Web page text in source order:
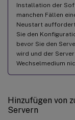
Installation der
manchen Fällen
Neustart
Sie den
bevor Sie den
wird und der
Wechselmedium
Hinzufügen von
Servern